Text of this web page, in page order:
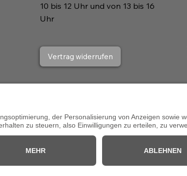
10 bis 12 Uhr und von 13 bis 16
Uhr
Vertrag widerrufen